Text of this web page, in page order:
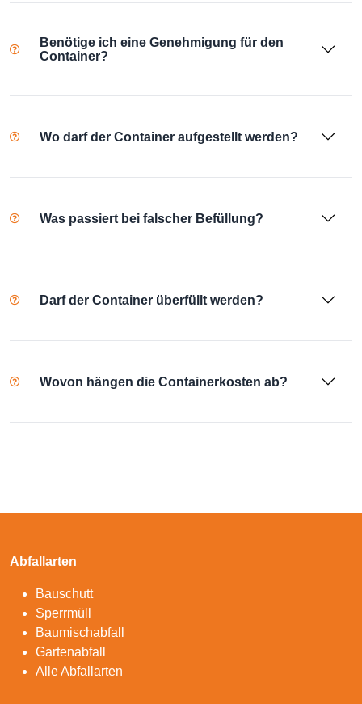
Benötige ich eine Genehmigung für den
Container?
Wo darf der Container aufgestellt werden?
Was passiert bei falscher Befüllung?
Darf der Container überfüllt werden?
Wovon hängen die Containerkosten ab?
Abfallarten
Bauschutt
Sperrmüll
Baumischabfall
Gartenabfall
Alle Abfallarten